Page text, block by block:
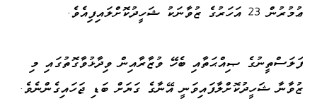
ޢުމުރުން 23 އަހަރުގެ ޒުވާނަކު ޝަހީދުކޮށްލައިފިއެވެ.
ފަލަސްތީނުގެ ޞިއްޙަތާއި ބެހޭ ވުޒާރާއިން ވިދާޅުވާގޮތުގައި މި
ޒުވާނާ ޝަހީދުކޮށްލާފައިވަނީ އޭނާގެ ގަޔަށް ބަޑި ޖަހައިގެންނެވެ.